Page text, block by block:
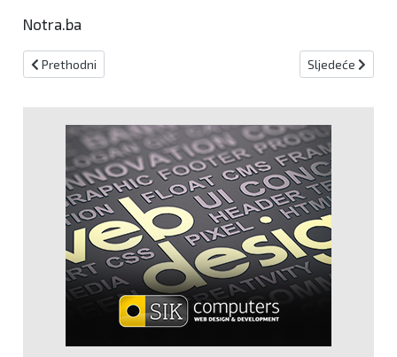
Notra.ba
Prethodni članak: Bugojno: U prometnoj nesreći teže ozlijeđen
Prethodni Sljedeći
Sljedeće